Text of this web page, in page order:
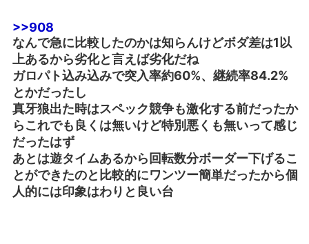
>>908
なんで急に比較したのかは知らんけどボダ差は1以
上あるから劣化と言えば劣化だね
ガロパト込み込みで突入率約60%、継続率84.2%
とかだったし
真牙狼出た時はスペック競争も激化する前だったか
らこれでも良くは無いけど特別悪くも無いって感じ
だったはず
あとは遊タイムあるから回転数分ボーダー下げるこ
とができたのと比較的にワンツー簡単だったから個
人的には印象はわりと良い台